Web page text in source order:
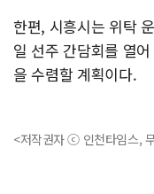
한편, 시흥시는 위탁
일 선주 간담회를 열
을 수렴할 계획이다.
<저작권자 ⓒ 인천타임스,